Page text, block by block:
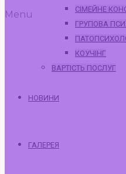
СІМЕЙНЕ
ГРУПОВА
КОУЧІНГ
ВАРТІСТЬ ПОСЛУГ
НОВИНИ
ГАЛЕРЕЯ
Menu